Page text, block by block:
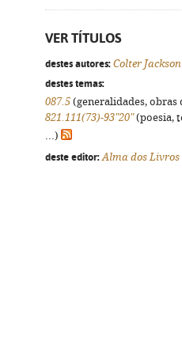
VER TÍTULOS
destes autores: Colter Jackson
destes temas:
087.5 (generalidades,
821.111(73)-93"20"(poesia,
...)
deste editor: Alma dos Livros